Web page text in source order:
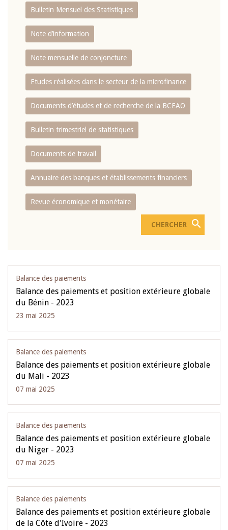
Bulletin Mensuel des Statistiques
Note d’information
Note mensuelle de conjoncture
Etudes réalisées dans le secteur de la microfinance
Documents d’études et de recherche de la BCEAO
Bulletin trimestriel de statistiques
Documents de travail
Annuaire des banques et établissements financiers
Revue économique et monétaire
Balance des paiements
Balance des paiements et position extérieure globale
du Bénin - 2023
23 mai 2025
Balance des paiements
Balance des paiements et position extérieure globale
du Mali - 2023
07 mai 2025
Balance des paiements
Balance des paiements et position extérieure globale
du Niger - 2023
07 mai 2025
Balance des paiements
Balance des paiements et position extérieure globale
de la Côte d'Ivoire - 2023